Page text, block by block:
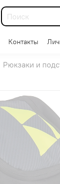
Контакты
Рюкзаки и